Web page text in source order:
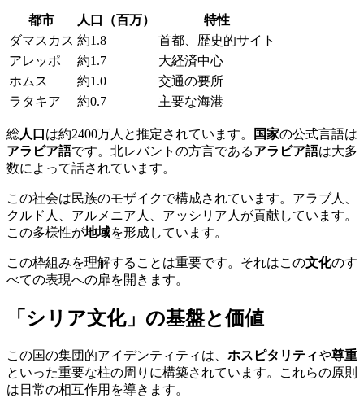
都市 人口（百万）
特性
ダマスカス 約1.8
首都、歴史的サイト
アレッポ
約1.7
大経済中心
ホムス
約1.0
交通の要所
ラタキア
約0.7 主要な海港
総人口 は約2400万人と推定されています。 国家の公式言語は
アラビア語です。北レバントの方言であるアラビア語は大多
数によって話されています。
この社会は民族のモザイクで構成されています。アラブ人、
クルド人、アルメニア人、アッシリア人が貢献しています。
この多様性が地域を形成しています。
この枠組みを理解することは重要です。それはこの文化のす
べての表現への扉を開きます。
「シリア文化」の基盤と価値
この国の集団的アイデンティティは、 ホスピタリティや尊重
といった重要な柱の周りに構築されています。これらの原則
は日常の相互作用を導きます。